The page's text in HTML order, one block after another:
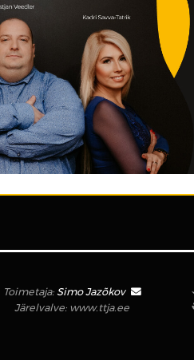
Toimetaja: Simo Jazõkov
Järelvalve: www.ttja.ee